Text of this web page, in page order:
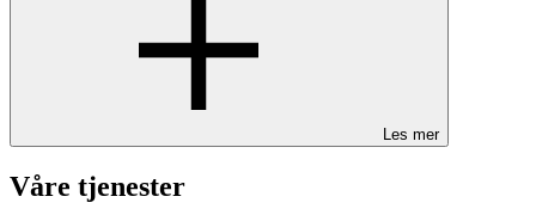
Les mer
Våre tjenester